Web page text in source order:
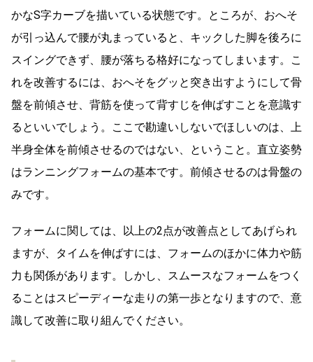
かなS字カーブを描いている状態です。ところが、おへそ
が引っ込んで腰が丸まっていると、キックした脚を後ろに
スイングできず、腰が落ちる格好になってしまいます。こ
れを改善するには、おへそをグッと突き出すようにして骨
盤を前傾させ、背筋を使って背すじを伸ばすことを意識す
るといいでしょう。ここで勘違いしないでほしいのは、上
半身全体を前傾させるのではない、ということ。直立姿勢
はランニングフォームの基本です。前傾させるのは骨盤の
みです。
フォームに関しては、以上の2点が改善点としてあげられ
ますが、タイムを伸ばすには、フォームのほかに体力や筋
力も関係があります。しかし、スムースなフォームをつく
ることはスピーディーな走りの第一歩となりますので、意
識して改善に取り組んでください。